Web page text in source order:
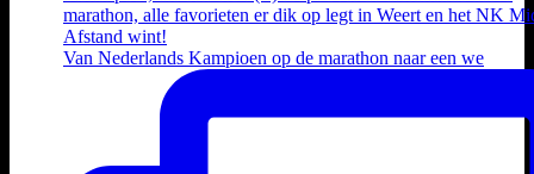
Van Nederlands Kampioen op de marathon naar een we